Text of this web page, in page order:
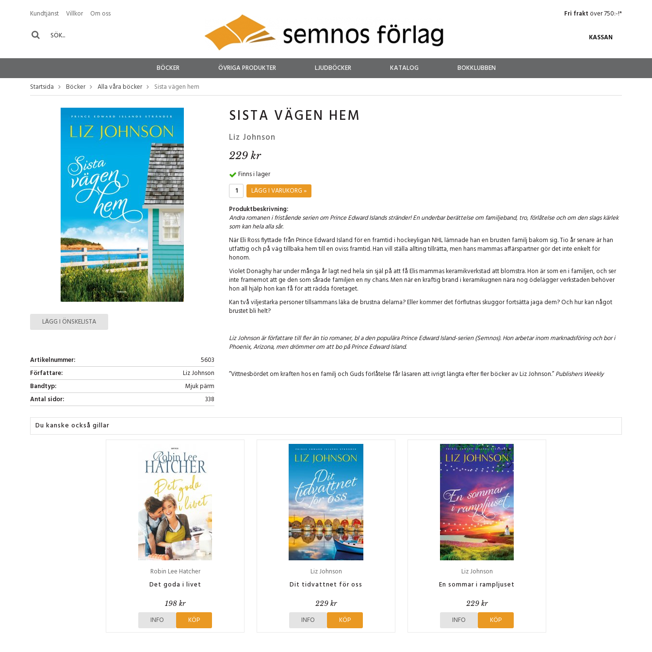
Kundtjänst Villkor Om oss Fri frakt över 750:-!*
KASSAN
BÖCKER ÖVRIGA PRODUKTER LJUDBÖCKER KATALOG
BOKKLUBBEN
Startsida
Böcker Alla våra böcker Sista vägen hem
LÄGG I ÖNSKELISTA
Artikelnummer:
5603
Författare:
Liz Johnson
Bandtyp:
Mjuk pärm
Antal sidor:
338
SISTA VÄGEN HEM
Liz Johnson
229 kr
Finns i lager
LÄGG I VARUKORG »
Produktbeskrivning:
Andra romanen i fristående serien om Prince Edward Islands stränder! En underbar berättelse om familjeband, tro, förlåtelse och om den slags kärlek
som kan hela alla sår.
När Eli Ross flyttade från Prince Edward Island för en framtid i hockeyligan NHL lämnade han en brusten familj bakom sig. Tio år senare är han
utfattig och på väg tillbaka hem till en oviss framtid. Han vill ställa allting tillrätta, men hans mammas affärspartner gör det inte enkelt för
honom.
Violet Donaghy har under många år lagt ned hela sin själ på att få Elis mammas keramikverkstad att blomstra. Hon är som en i familjen, och ser
inte framemot att ge den som sårade familjen en ny chans. Men när en kraftig brand i keramikugnen nära nog ödelägger verkstaden behöver
hon all hjälp hon kan få för att rädda företaget.
Kan två viljestarka personer tillsammans läka de brustna delarna? Eller kommer det förflutnas skuggor fortsätta jaga dem? Och hur kan något
brustet bli helt?
Liz Johnson är författare till fler än tio romaner, bl a den populära Prince Edward Island-serien (Semnos). Hon arbetar inom marknadsföring och bor i
Phoenix, Arizona, men drömmer om att bo på Prince Edward Island.
”Vittnesbördet om kraften hos en familj och Guds förlåtelse får läsaren att ivrigt längta efter fler böcker av Liz Johnson.”Publishers Weekly
Du kanske också gillar
Robin Lee Hatcher
Det goda i livet
198 kr
INFO KÖP
Liz Johnson
Dit tidvattnet för oss
229 kr
INFO KÖP
Liz Johnson
En sommar i rampljuset
229 kr
INFO KÖP